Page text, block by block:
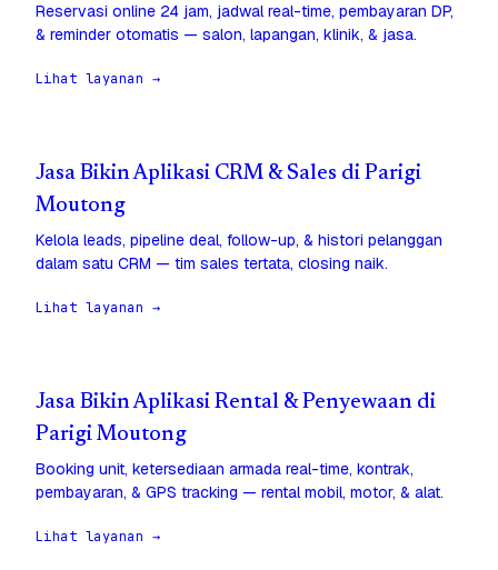
Reservasi online 24 jam, jadwal real-time, pembayaran DP,
& reminder otomatis — salon, lapangan, klinik, & jasa.
Lihat layanan →
Jasa Bikin Aplikasi CRM & Sales di Parigi
Moutong
Kelola leads, pipeline deal, follow-up, & histori pelanggan
dalam satu CRM — tim sales tertata, closing naik.
Lihat layanan →
Jasa Bikin Aplikasi Rental & Penyewaan di
Parigi Moutong
Booking unit, ketersediaan armada real-time, kontrak,
pembayaran, & GPS tracking — rental mobil, motor, & alat.
Lihat layanan →